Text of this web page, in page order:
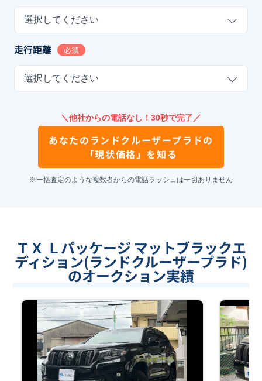
選択してください
走行距離 必須
選択してください
＼他社からの電話なし！30秒で完了／
あなたの ランドクルーザープラドの
「現状価格」を知る
※一括査定のような複数者からの電話ラッシュは一切ありません
ＴＸ Ｌパッケージ マットブラックエ
ディション(ランドクルーザープラド)
のオークション実績